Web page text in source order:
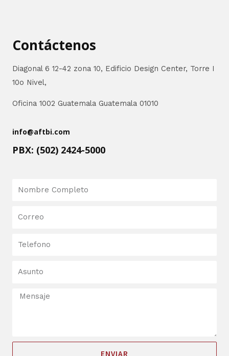
Contáctenos
Diagonal 6 12-42 zona 10, Edificio Design Center, Torre I
10o Nivel,
Oficina 1002 Guatemala Guatemala 01010
info@aftbi.com
PBX: (502) 2424-5000
ENVIAR